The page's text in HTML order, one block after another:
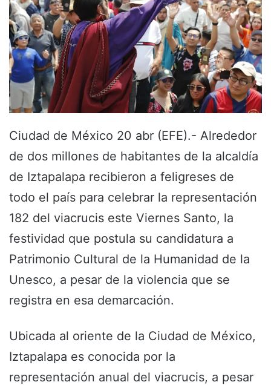
Ciudad de México 20 abr (EFE).- Alrededor
de dos millones de habitantes de la alcaldía
de Iztapalapa recibieron a feligreses de
todo el país para celebrar la representación
182 del viacrucis este Viernes Santo, la
festividad que postula su candidatura a
Patrimonio Cultural de la Humanidad de la
Unesco, a pesar de la violencia que se
registra en esa demarcación.
Ubicada al oriente de la Ciudad de México,
Iztapalapa es conocida por la
representación anual del viacrucis, a pesar